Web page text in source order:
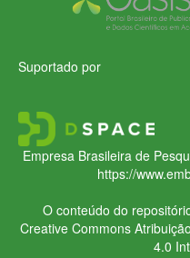
Suportado por
Empresa Brasileira de
https://
O conteúdo do
Creative Commons
4.0